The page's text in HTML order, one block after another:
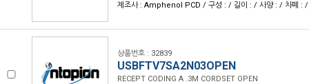
제조사 : Amphenol PCD / 구성 : / 길이 : / 사양 : / 차폐 : /
상품번호 : 32839
USBFTV7SA2N03OPEN
RECEPT CODING A .3M CORDSET OPEN